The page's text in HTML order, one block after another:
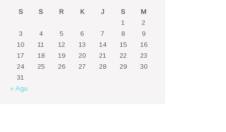
S S R K J S
M
1
2
3
4 5 6 7 8
9
10
11 12 13 14 15
16
17
18 19 20 21 22
23
24
25 26 27 28 29
30
31
« Agu